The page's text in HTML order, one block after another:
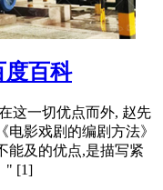
度百科
这一切优点而外, 赵先
影戏剧的编剧方法》
能及的优点,是描写紧
" [1]